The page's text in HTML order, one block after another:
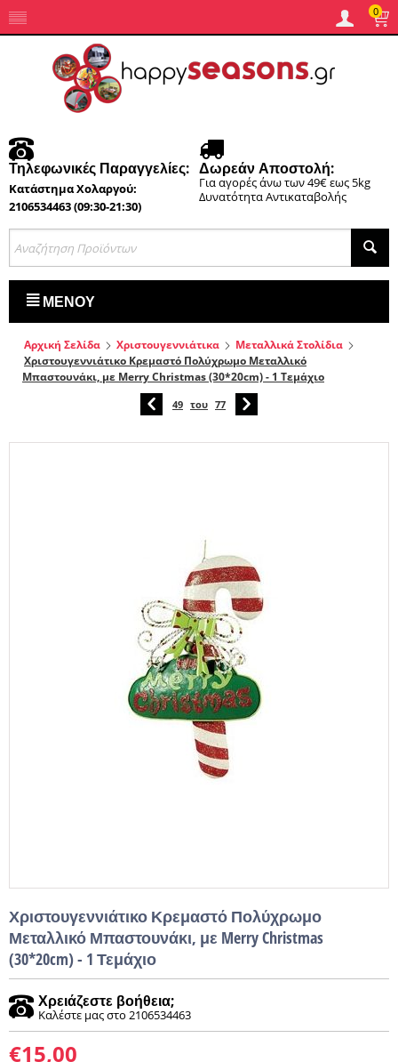
0
Τηλεφωνικές Παραγγελίες:
Κατάστημα Χολαργού:
2106534463 (09:30-21:30)
Δωρεάν Αποστολή:
Για αγορές άνω των 49€ εως 5kg
Δυνατότητα Αντικαταβολής
ΜΕΝΟΎ
Αρχική Σελίδα Χριστουγεννιάτικα
Μεταλλικά Στολίδια
Χριστουγεννιάτικο Κρεμαστό Πολύχρωμο Μεταλλικό
Μπαστουνάκι, με Merry Christmas (30*20cm) - 1 Τεμάχιο
49 του 77
Χριστουγεννιάτικο Κρεμαστό Πολύχρωμο
Μεταλλικό Μπαστουνάκι, με Merry Christmas
(30*20cm) - 1 Τεμάχιο
Χρειάζεστε βοήθεια;
Καλέστε μας στο 2106534463
€15,00